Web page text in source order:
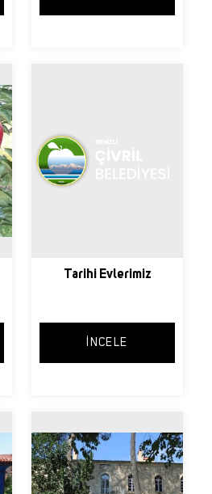
Tarihi Evlerimiz
İNCELE